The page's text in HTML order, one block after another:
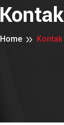
Kontak
Home Kontak